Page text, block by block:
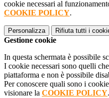
cookie necessari al
COOKIE POLICY.
Personalizza Rifiuta tutti i
Gestione cookie
In questa schermata è possibile
I cookie necessari sono quelli
piattaforma e non è possibile
Per conoscere quali sono i
visionare la COOKIE POLICY.